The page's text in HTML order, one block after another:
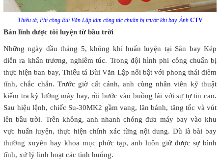
Thiếu tá, Phi công Bùi Văn Lập làm công tác chuẩn bị trước khi bay. Ảnh CTV
Bản lĩnh được tôi luyện từ bầu trời
Những ngày đầu tháng 5, không khí huấn luyện tại Sân bay Kép
diễn ra khẩn trương, nghiêm túc. Trong đội hình phi công chuẩn bị
thực hiện ban bay, Thiếu tá Bùi Văn Lập nổi bật với phong thái điềm
tĩnh, chắc chắn. Trước giờ cất cánh, anh cùng nhân viên kỹ thuật
kiểm tra kỹ lưỡng máy bay, rồi bước vào buồng lái với sự tự tin cao.
Sau hiệu lệnh, chiếc Su-30MK2 gầm vang, lăn bánh, tăng tốc và vút
lên bầu trời. Trên không, anh nhanh chóng đưa máy bay vào khu
vực huấn luyện, thực hiện chính xác từng nội dung. Dù là bài bay
thường xuyên hay khoa mục phức tạp, anh luôn giữ được sự bình
tĩnh, xử lý linh hoạt các tình huống.